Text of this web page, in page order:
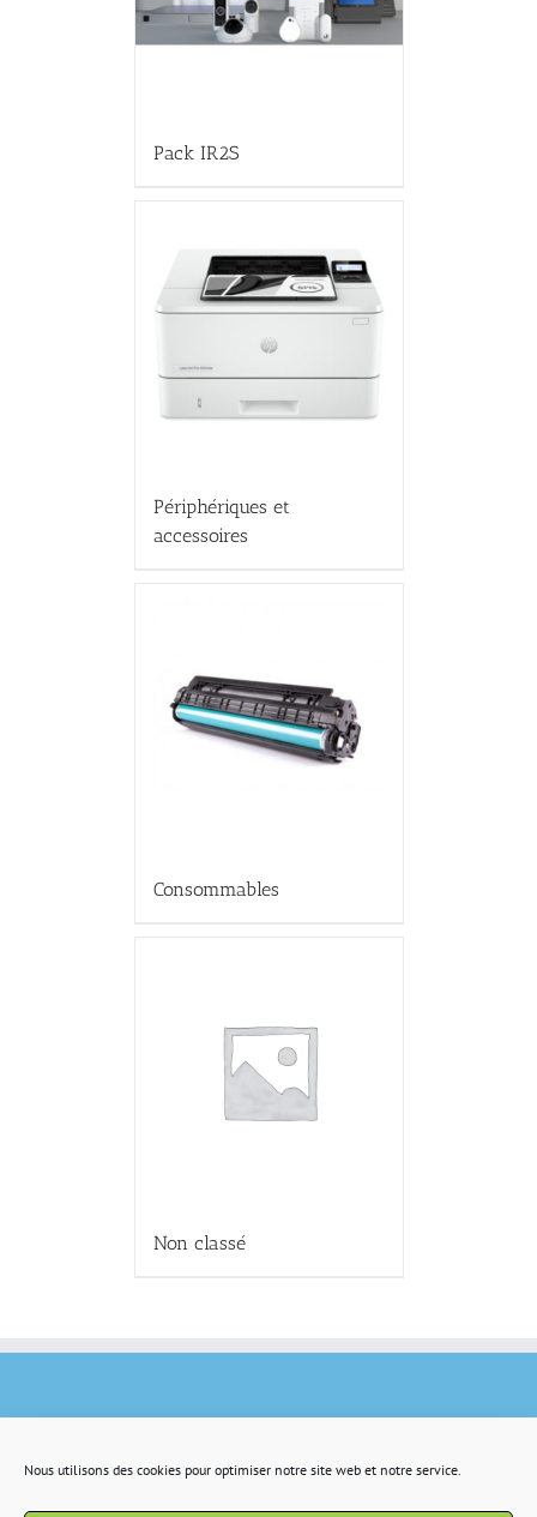
Nous utilisons des cookies pour optimiser notre site web et notre service.
Pack IR2S
Périphériques et
accessoires
Consommables
Non classé